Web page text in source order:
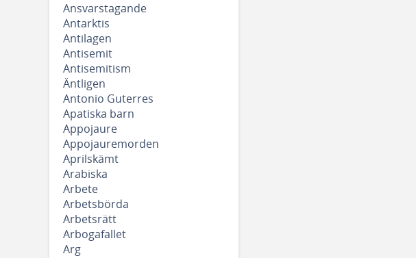
Ansvarstagande
Antarktis
Antilagen
Antisemit
Antisemitism
Äntligen
Antonio Guterres
Apatiska barn
Appojaure
Appojauremorden
Aprilskämt
Arabiska
Arbete
Arbetsbörda
Arbetsrätt
Arbogafallet
Arg